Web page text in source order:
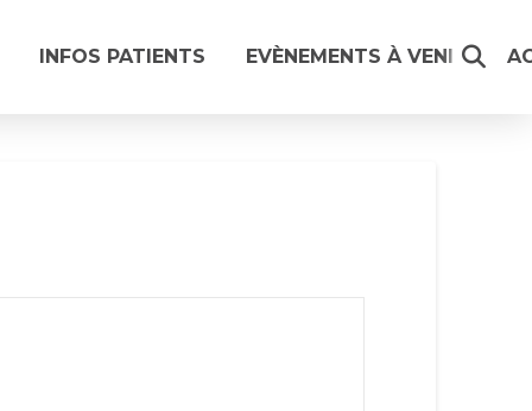
INFOS PATIENTS EVÈNEMENTS À VENIR